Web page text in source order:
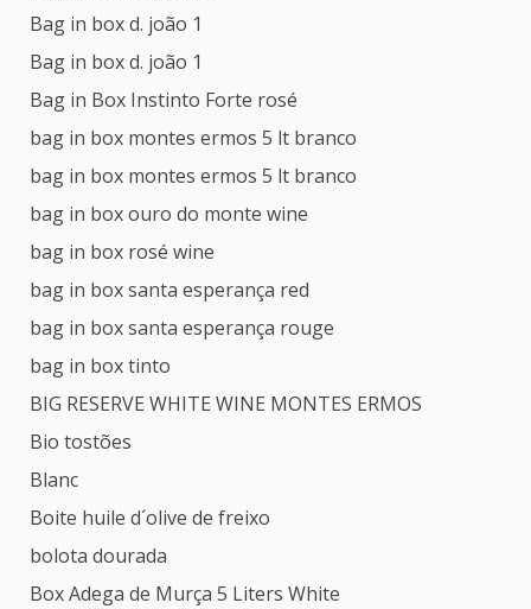
Bag in box d. joão 1
Bag in box d. joão 1
Bag in Box Instinto Forte rosé
bag in box montes ermos 5 lt branco
bag in box montes ermos 5 lt branco
bag in box ouro do monte wine
bag in box rosé wine
bag in box santa esperança red
bag in box santa esperança rouge
bag in box tinto
BIG RESERVE WHITE WINE MONTES ERMOS
Bio tostões
Blanc
Boite huile d´olive de freixo
bolota dourada
Box Adega de Murça 5 Liters White